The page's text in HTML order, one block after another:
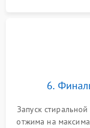
6.
Запуск
отжима на